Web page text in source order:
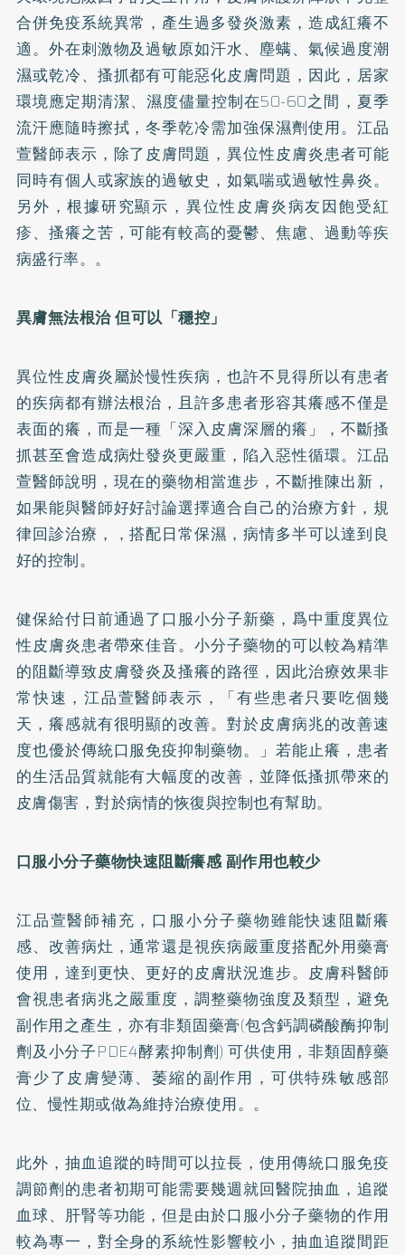
合併免疫系統異常，產生過多發炎激素，造成紅癢不
適。外在刺激物及過敏原如汗水、塵螨、氣候過度潮
濕或乾冷、搔抓都有可能惡化皮膚問題，因此，居家
環境應定期清潔、濕度儘量控制在50-60之間，夏季
流汗應隨時擦拭，冬季乾冷需加強保濕劑使用。江品
萱醫師表示，除了皮膚問題，異位性皮膚炎患者可能
同時有個人或家族的過敏史，如氣喘或過敏性鼻炎。
另外，根據研究顯示，異位性皮膚炎病友因飽受紅
疹、搔癢之苦，可能有較高的憂鬱、焦慮、過動等疾
病盛行率。。
異膚無法根治 但可以「穩控」
異位性皮膚炎屬於慢性疾病，也許不見得所以有患者
的疾病都有辦法根治，且許多患者形容其癢感不僅是
表面的癢，而是一種「深入皮膚深層的癢」，不斷搔
抓甚至會造成病灶發炎更嚴重，陷入惡性循環。江品
萱醫師說明，現在的藥物相當進步，不斷推陳出新，
如果能與醫師好好討論選擇適合自己的治療方針，規
律回診治療，，搭配日常保濕，病情多半可以達到良
好的控制。
健保給付日前通過了口服小分子新藥，爲中重度異位
性皮膚炎患者帶來佳音。小分子藥物的可以較為精準
的阻斷導致皮膚發炎及搔癢的路徑，因此治療效果非
常快速，江品萱醫師表示，「有些患者只要吃個幾
天，癢感就有很明顯的改善。對於皮膚病兆的改善速
度也優於傳統口服免疫抑制藥物。」若能止癢，患者
的生活品質就能有大幅度的改善，並降低搔抓帶來的
皮膚傷害，對於病情的恢復與控制也有幫助。
口服小分子藥物快速阻斷癢感 副作用也較少
江品萱醫師補充，口服小分子藥物雖能快速阻斷癢
感、改善病灶，通常還是視疾病嚴重度搭配外用藥膏
使用，達到更快、更好的皮膚狀況進步。皮膚科醫師
會視患者病兆之嚴重度，調整藥物強度及類型，避免
副作用之產生，亦有非類固藥膏(包含鈣調磷酸酶抑制
劑及小分子PDE4酵素抑制劑) 可供使用，非類固醇藥
膏少了皮膚變薄、萎縮的副作用，可供特殊敏感部
位、慢性期或做為維持治療使用。。
此外，抽血追蹤的時間可以拉長，使用傳統口服免疫
調節劑的患者初期可能需要幾週就回醫院抽血，追蹤
血球、肝腎等功能，但是由於口服小分子藥物的作用
較為專一，對全身的系統性影響較小，抽血追蹤間距